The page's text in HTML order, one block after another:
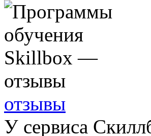
отзывы
У сервиса